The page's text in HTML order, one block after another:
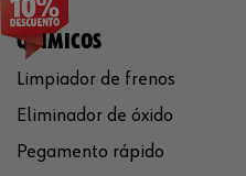
QUÍMICOS
Limpiador de frenos
Eliminador de óxido
Pegamento rápido